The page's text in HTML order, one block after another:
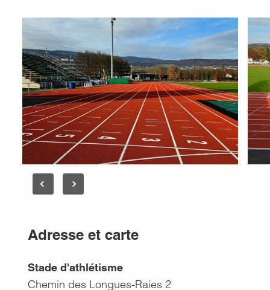
Adresse et carte
Stade d'athlétisme
Chemin des Longues-Raies 2